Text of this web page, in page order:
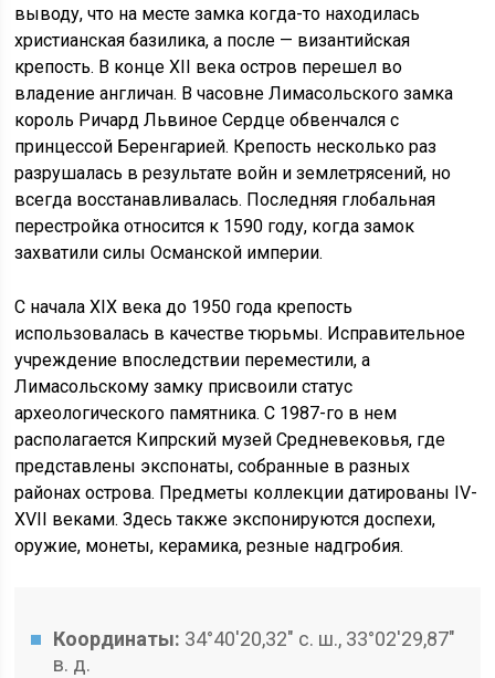
выводу, что на месте замка когда-то находилась
христианская базилика, а после — византийская
крепость. В конце XII века остров перешел во
владение англичан. В часовне Лимасольского замка
король Ричард Львиное Сердце обвенчался с
принцессой Беренгарией. Крепость несколько раз
разрушалась в результате войн и землетрясений, но
всегда восстанавливалась. Последняя глобальная
перестройка относится к 1590 году, когда замок
захватили силы Османской империи.
С начала XIX века до 1950 года крепость
использовалась в качестве тюрьмы. Исправительное
учреждение впоследствии переместили, а
Лимасольскому замку присвоили статус
археологического памятника. С 1987-го в нем
располагается Кипрский музей Средневековья, где
представлены экспонаты, собранные в разных
районах острова. Предметы коллекции датированы IV-
XVII веками. Здесь также экспонируются доспехи,
оружие, монеты, керамика, резные надгробия.
Координаты: 34°40′20,32″ с. ш., 33°02′29,87″
в. д.